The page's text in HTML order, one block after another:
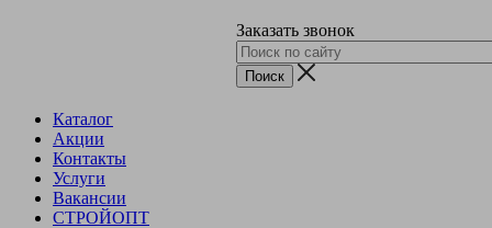
Заказать звонок
Каталог
Акции
Контакты
Услуги
Вакансии
СТРОЙОПТ